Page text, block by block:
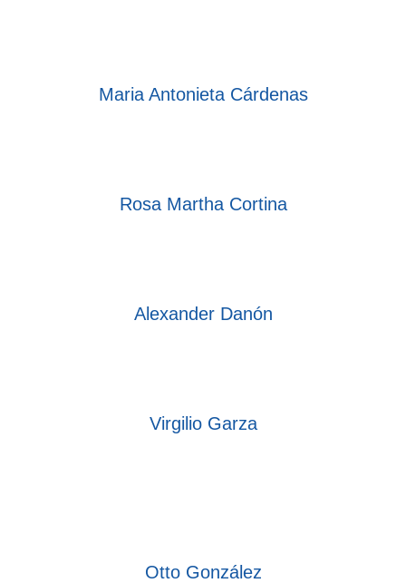
Maria Antonieta Cárdenas
Rosa Martha Cortina
Alexander Danón
Virgilio Garza
Otto González